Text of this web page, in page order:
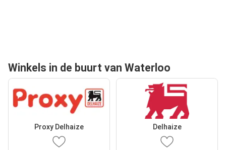
Winkels in de buurt van Waterloo
Proxy Delhaize Delhaize